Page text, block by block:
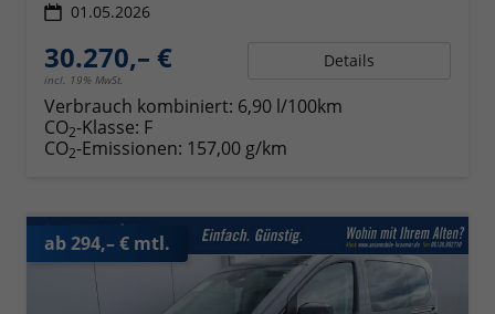
01.05.2026
30.270,– €
incl. 19% MwSt.
Details
Verbrauch kombiniert: 6,90 l/100km
CO2-Klasse: F
CO2-Emissionen: 157,00 g/km
ab 294,– € mtl.